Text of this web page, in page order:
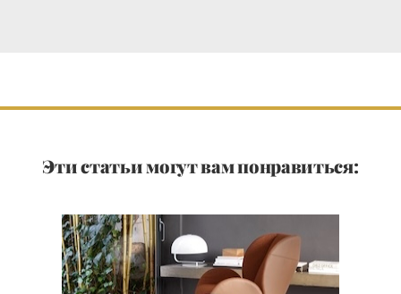
Эти статьи могут вам понравиться: